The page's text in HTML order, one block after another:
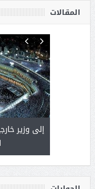
المقالات
إلى وزير
يحمل
من عشق